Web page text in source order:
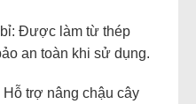
Được làm từ thép
an toàn khi sử dụng.
trợ nâng chậu cây